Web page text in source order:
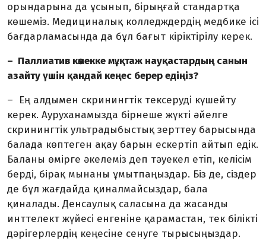
орындарына да ұсынып, бірыңғай стандартқа
көшеміз. Медициналық колледждердің медбике ісі
бағдарламасында да бұл бағыт кіріктірілу керек.
– Паллиатив көмекке мұқтаж науқастардың санын
азайту үшін қандай кеңес берер едіңіз?
– Ең алдымен скринингтік тексеруді күшейту
керек. Ауруханамызда бірнеше жүкті әйелге
скринингтік ультрадыбыстық зерттеу барысында
балада көптеген ақау барын ескертіп айтып едік.
Баланы өмірге әкелеміз деп тәуекел етіп, келісім
берді, бірақ мынаны ұмытпаңыздар. Біз де, сіздер
де бұл жағдайда қиналмайсыздар, бала
қиналады. Денсаулық саласына да жасанды
инттелект жүйесі енгеніне қарамастан, тек білікті
дәрігерлердің кеңесіне сенуге тырысыңыздар.